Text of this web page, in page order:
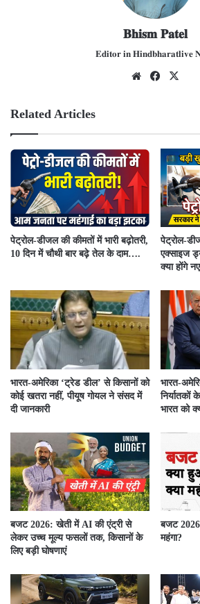
𝐁𝐡𝐢𝐬𝐦 𝐏𝐚𝐭𝐞𝐥
𝐄𝐝𝐢𝐭𝐨𝐫 𝐢𝐧 𝐇𝐢𝐧𝐝𝐛𝐡𝐚𝐫𝐚𝐭𝐥𝐢𝐯𝐞
We
Fac
Related Articles
पेट्रोल-डीजल की कीमतों में भारी बढ़ोतरी,
10 दिन में चौथी बार बढ़े तेल के दाम….
पेट्रोल-
एक्साइज
क्या होंगे
भारत-अमेरिका ‘ट्रेड डील’ से किसानों को
कोई खतरा नहीं, पीयूष गोयल ने संसद में
दी जानकारी
भारत-
निर्यातकों
भारत को
बजट 2026: खेती में AI की एंट्री से
लेकर उच्च मूल्य फसलों तक, किसानों के
लिए बड़ी घोषणाएं
बजट
महंगा?